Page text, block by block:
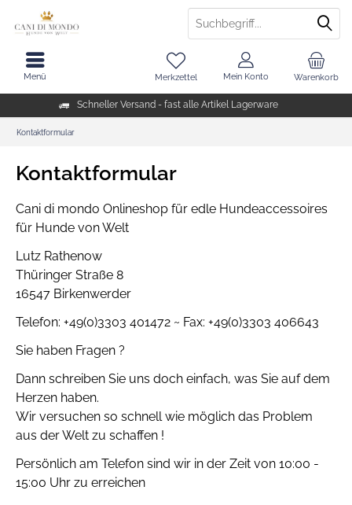
Schneller Versand - fast alle Artikel Lagerware
Warenkorb
Merkzettel Mein Konto
Menü
Kontaktformular
Kontaktformular
Cani di mondo Onlineshop für edle Hundeaccessoires
für Hunde von Welt
Lutz Rathenow
Thüringer Straße 8
16547 Birkenwerder
Telefon: +49(0)3303 401472 ~ Fax: +49(0)3303 406643
Sie haben Fragen ?
Dann schreiben Sie uns doch einfach, was Sie auf dem
Herzen haben.
Wir versuchen so schnell wie möglich das Problem
aus der Welt zu schaffen !
Persönlich am Telefon sind wir in der Zeit von 10:00 -
15:00 Uhr zu erreichen